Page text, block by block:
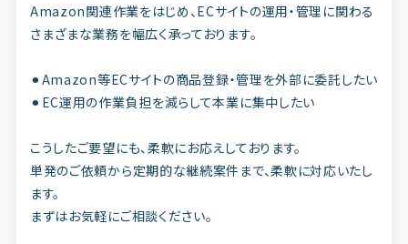
Amazon関連作業をはじめ、ECサイトの運用・管理に関わる
さまざまな業務を幅広く承っております。
⚫︎Amazon等ECサイトの商品登録・管理を外部に委託したい
⚫︎EC運用の作業負担を減らして本業に集中したい
こうしたご要望にも、柔軟にお応えしております。
単発のご依頼から定期的な継続案件まで、柔軟に対応いたし
ます。
まずはお気軽にご相談ください。